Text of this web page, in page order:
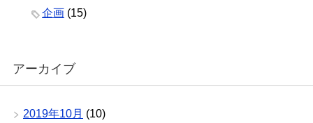
企画 (15)
アーカイブ
2019年10月 (10)